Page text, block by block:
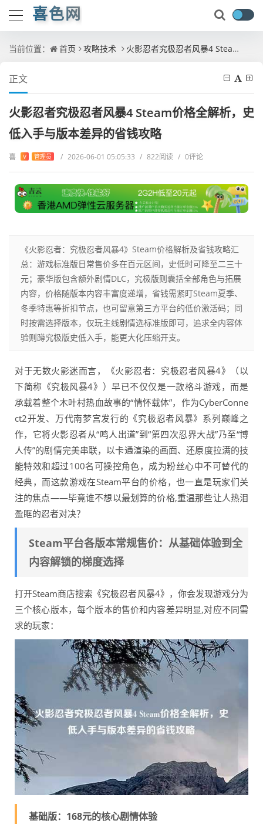
喜色网
当前位置： 首页 攻略技术 火影忍者究极忍者风暴4 Steam价格全解析，史低入手与版本差异的省钱攻略
正文
火影忍者究极忍者风暴4 Steam价格全解析，史
低入手与版本差异的省钱攻略
喜 V 管理员 / 2026-06-01 05:05:33 / 822阅读 / 0评论
《火影忍者：究极忍者风暴4》Steam价格解析及省钱攻略汇
总：游戏标准版日常售价多在百元区间，史低时可降至二三十
元；豪华版包含额外剧情DLC，究极版则囊括全部角色与拓展
内容，价格随版本内容丰富度递增，省钱需紧盯Steam夏季、
冬季特惠等折扣节点，也可留意第三方平台的低价激活码；同
时按需选择版本，仅玩主线剧情选标准版即可，追求全内容体
验则蹲究极版史低入手，能更大化压缩开支。
对于无数火影迷而言，《火影忍者：究极忍者风暴4》（以
下简称《究极风暴4》）早已不仅仅是一款格斗游戏，而是
承载着整个木叶村热血故事的“情怀载体”，作为CyberConne
ct2开发、万代南梦宫发行的《究极忍者风暴》系列巅峰之
作，它将火影忍者从“鸣人出道”到“第四次忍界大战”乃至“博
人传”的剧情完美串联，以卡通渲染的画面、还原度拉满的技
能特效和超过100名可操控角色，成为粉丝心中不可替代的
经典，而这款游戏在Steam平台的价格，也一直是玩家们关
注的焦点——毕竟谁不想以最划算的价格,重温那些让人热泪
盈眶的忍者对决？
Steam平台各版本常规售价：从基础体验到全
内容解锁的梯度选择
打开Steam商店搜索《究极忍者风暴4》，你会发现游戏分为
三个核心版本，每个版本的售价和内容差异明显,对应不同需
求的玩家：
基础版：168元的核心剧情体验